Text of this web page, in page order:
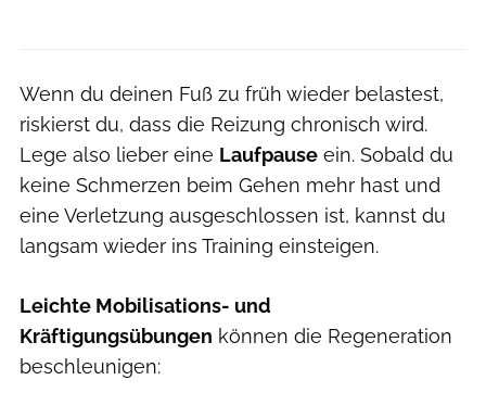
Wenn du deinen Fuß zu früh wieder belastest,
riskierst du, dass die Reizung chronisch wird.
Lege also lieber eine Laufpause ein. Sobald du
keine Schmerzen beim Gehen mehr hast und
eine Verletzung ausgeschlossen ist, kannst du
langsam wieder ins Training einsteigen.
Leichte Mobilisations- und
Kräftigungsübungen können die Regeneration
beschleunigen: